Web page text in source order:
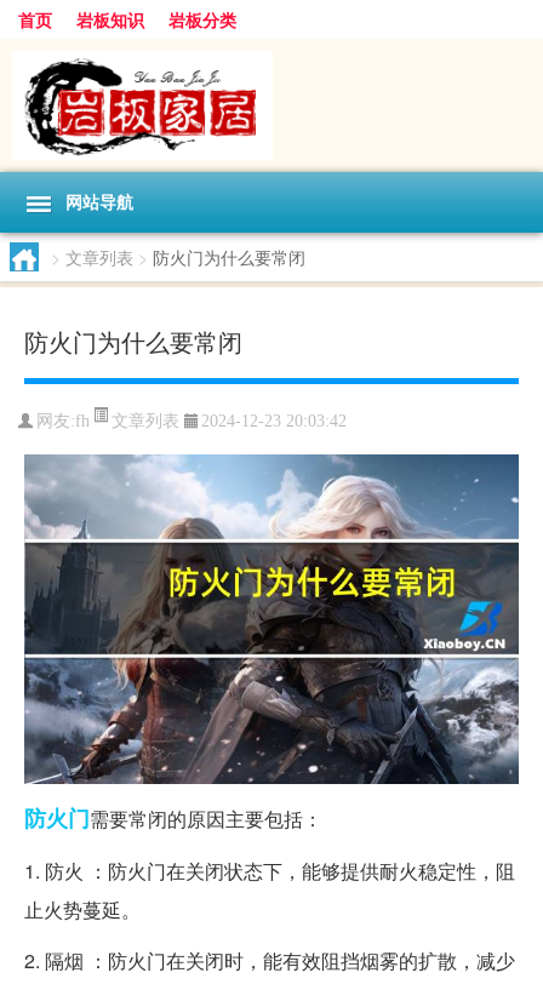
首页 岩板知识 岩板分类
网站导航
> 文章列表 > 防火门为什么要常闭
防火门为什么要常闭
网友:fh 文章列表 2024-12-23 20:03:42
防火门需要常闭的原因主要包括：
1. 防火 ：防火门在关闭状态下，能够提供耐火稳定性，阻
止火势蔓延。
2. 隔烟 ：防火门在关闭时，能有效阻挡烟雾的扩散，减少